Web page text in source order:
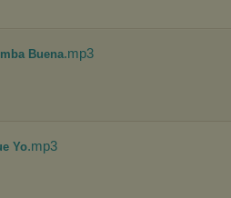
Buena.mp3
Yo.mp3